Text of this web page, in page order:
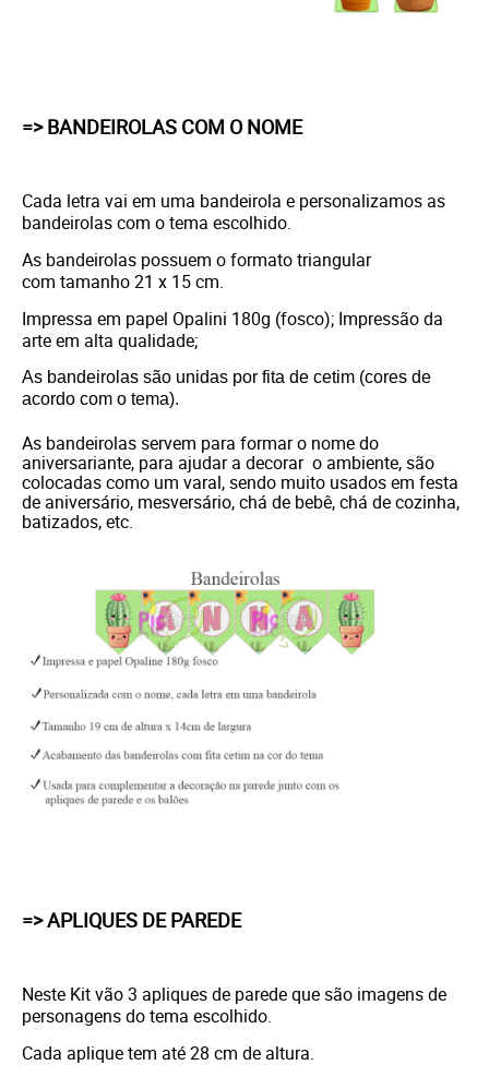
=> BANDEIROLAS COM O NOME
Cada letra vai em uma bandeirola e personalizamos as
bandeirolas com o tema escolhido.
As bandeirolas possuem o formato triangular
com tamanho 21 x 15 cm.
Impressa em papel Opalini 180g (fosco); Impressão da
arte em alta qualidade;
As bandeirolas são unidas por fita de cetim (cores de
acordo com o tema).
As bandeirolas servem para formar o nome do
aniversariante, para ajudar a decorar o ambiente, são
colocadas como um varal, sendo muito usados em festa
de aniversário, mesversário, chá de bebê, chá de cozinha,
batizados, etc.
=> APLIQUES DE PAREDE
Neste Kit vão 3 apliques de parede que são imagens de
personagens do tema escolhido.
Cada aplique tem até 28 cm de altura.